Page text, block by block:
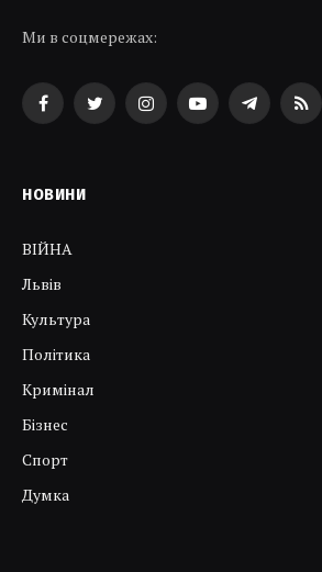
Ми в соцмережах:
FacebookTwitterInstagramYouTubeTelegramRSS
НОВИНИ
ВІЙНА
Львів
Культура
Політика
Кримінал
Бізнес
Спорт
Думка